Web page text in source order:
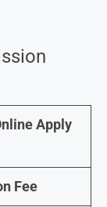
Apply
Fee